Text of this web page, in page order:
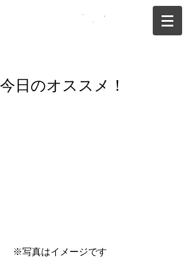
今日のオススメ！
※写真はイメージです